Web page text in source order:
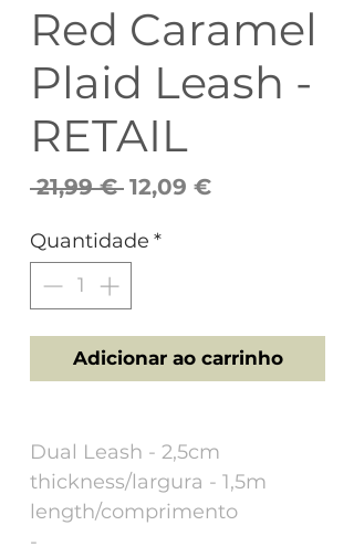
Red Caramel
Plaid Leash -
RETAIL
21,99 € Preço
12,09 €Preço
Quantidade *
Adicionar ao carrinho
Dual Leash - 2,5cm
thickness/largura - 1,5m
length/comprimento
-